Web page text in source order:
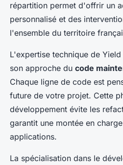
répartition permet d'offrir un
personnalisé et des
l'ensemble du territoire
L'expertise technique de
son approche du code
Chaque ligne de code est
future de votre projet. Cette
développement évite les
garantit une montée en
applications.
La spécialisation dans le